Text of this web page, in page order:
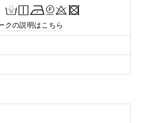
クの説明はこちら